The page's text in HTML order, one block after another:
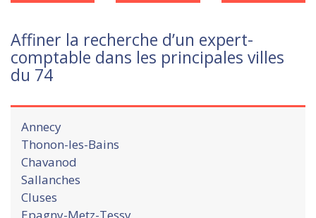
Affiner la recherche d’un expert-
comptable dans les principales villes
du 74
Annecy
Thonon-les-Bains
Chavanod
Sallanches
Cluses